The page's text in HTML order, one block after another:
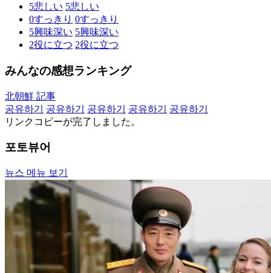
5悲しい 5悲しい
0すっきり 0すっきり
5興味深い 5興味深い
2役に立つ 2役に立つ
みんなの感想ランキング
北朝鮮 記事
공유하기
공유하기 공유하기 공유하기
공유하기
リンクコピーが完了しました。
포토뷰어
뉴스 메뉴 보기